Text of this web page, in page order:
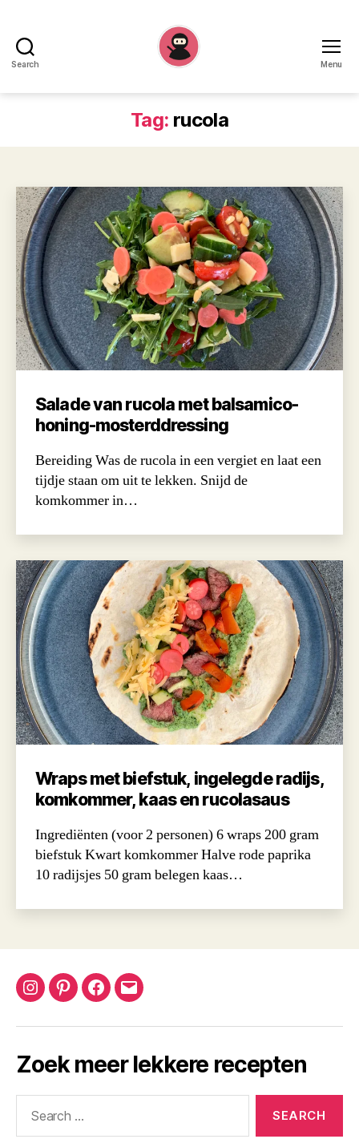
Search
Ninja
Menu
Tag: rucola
Salade van rucola met balsamico-
honing-mosterddressing
Bereiding Was de rucola in een vergiet en laat een
tijdje staan om uit te lekken. Snijd de
komkommer in…
Wraps met biefstuk, ingelegde radijs,
komkommer, kaas en rucolasaus
Ingrediënten (voor 2 personen) 6 wraps 200 gram
biefstuk Kwart komkommer Halve rode paprika
10 radijsjes 50 gram belegen kaas…
Instagram
PinterestFacebook
Email
Zoek meer lekkere recepten